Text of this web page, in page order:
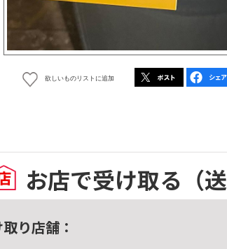
欲しいものリストに追加
お店で受け取る （
り店舗：